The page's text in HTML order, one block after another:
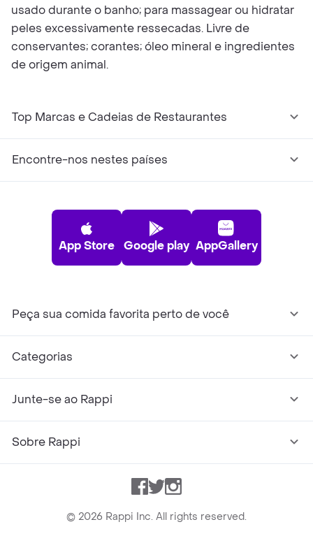
usado durante o banho; para massagear ou hidratar
peles excessivamente ressecadas. Livre de
conservantes; corantes; óleo mineral e ingredientes
de origem animal.
Top Marcas e Cadeias de Restaurantes
Encontre-nos nestes países
App Store Google play AppGallery
Peça sua comida favorita perto de você
Categorias
Junte-se ao Rappi
Sobre Rappi
Facebook
TwitterInstagram
© 2026 Rappi Inc. All rights reserved.